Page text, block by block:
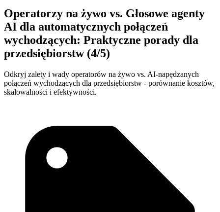
Operatorzy na żywo vs. Głosowe agenty
AI dla automatycznych połączeń
wychodzących: Praktyczne porady dla
przedsiębiorstw (4/5)
Odkryj zalety i wady operatorów na żywo vs. AI-napędzanych
połączeń wychodzących dla przedsiębiorstw - porównanie kosztów,
skalowalności i efektywności.